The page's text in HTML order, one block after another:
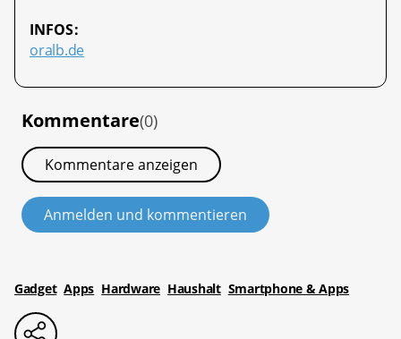
INFOS:
oralb.de
Kommentare(0)
Kommentare anzeigen
Anmelden und kommentieren
Gadget Apps Hardware Haushalt Smartphone & Apps